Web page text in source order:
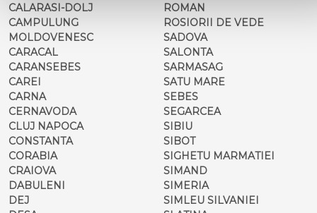
CALARASI-DOLJ
CAMPULUNG
MOLDOVENESC
CARACAL
CARANSEBES
CAREI
CARNA
CERNAVODA
CLUJ NAPOCA
CONSTANTA
CORABIA
CRAIOVA
DABULENI
DEJ
ROMAN
ROSIORII DE VEDE
SADOVA
SALONTA
SARMASAG
SATU MARE
SEBES
SEGARCEA
SIBIU
SIBOT
SIGHETU MARMATIEI
SIMAND
SIMERIA
SIMLEU SILVANIEI